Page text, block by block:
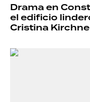
Drama en
el edificio
Cristina